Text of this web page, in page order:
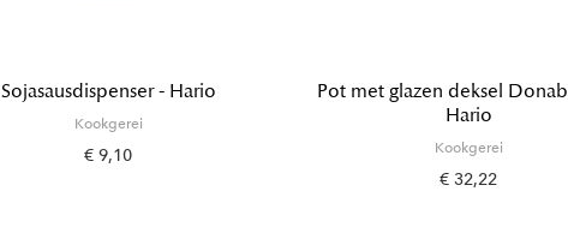
Sojasausdispenser - Hario
Kookgerei
€ 9,10
Pot met glazen deksel
Hario
Kookgerei
€ 32,22